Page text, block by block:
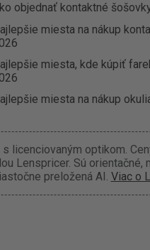
objednať kontaktné
miesta na nákup
miesta, kde kúpiť
miesta na nákup
licenciovaným optikom.
Lenspricer. Sú orientačné,
preložená AI. Viac o